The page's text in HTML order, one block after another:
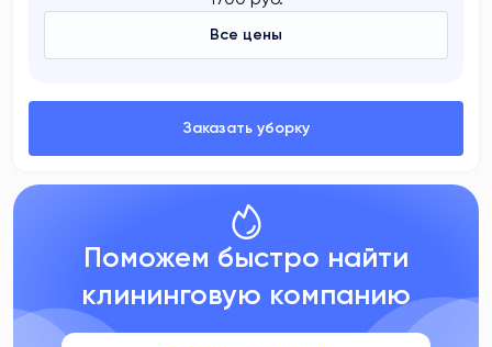
Все цены
Поможем быстро найти
клининговую компанию